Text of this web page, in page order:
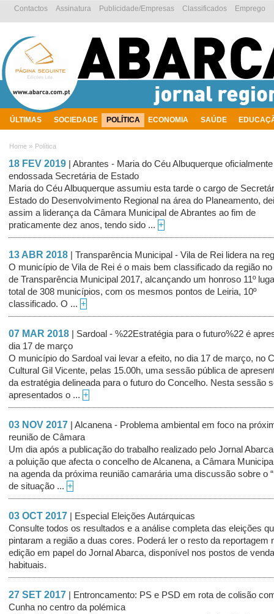
ÚLTIMAS SOCIEDADE POLÍTICA ECONOMIA SAÚDE
Emprego
Classificados
Publicidade/Empresas
Assinatura
Contactos
Home » Política
18 FEV 2019
| Abrantes - Maria do Céu Albuquerque oficialmente
endossada Secretária de Estado
Maria do Céu Albuquerque assumiu esta tarde o cargo de
Estado do Desenvolvimento Regional na área do Planeamento,
assim a liderança da Câmara Municipal de Abrantes ao fim de
praticamente dez anos, tendo sido ... +
13 ABR 2018
| Transparência Municipal - Vila de Rei lidera na
O município de Vila de Rei é o mais bem classificado da região
de Transparência Municipal 2017, alcançando um honroso 11º
total de 308 municípios, com os mesmos pontos de Leiria, 10º
classificado. O ... +
07 MAR 2018
| Sardoal - %22Estratégia para o futuro%22 é
dia 17 de março
O município do Sardoal vai levar a efeito, no dia 17 de março, no
Cultural Gil Vicente, pelas 15.00h, uma sessão pública de
da estratégia delineada para o futuro do Concelho. Nesta sessão
apresentados o ... +
03 NOV 2017
| Alcanena - Problema ambiental em foco na
reunião de Câmara
Um dia após a publicação do trabalho realizado pelo Jornal
a poluição que afecta o concelho de Alcanena, a Câmara
na agenda da próxima reunião camarária uma discussão sobre o
de situação ... +
03 OCT 2017
| Especial Eleições Autárquicas
Consulte todos os resultados e a análise completa das eleições
pintaram a região a duas cores. Poderá ler o resto da reportagem
edição em papel do Jornal Abarca, disponível nos postos de venda
habituais.
27 SET 2017
| Entroncamento: PS e PSD em rota de colisão
Cunha no centro da polémica